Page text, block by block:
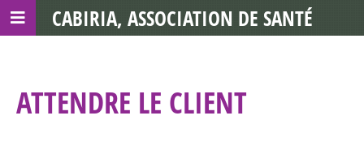
ATTENDRE LE CLIENT
CABIRIA, ASSOCIATION DE SANTÉ